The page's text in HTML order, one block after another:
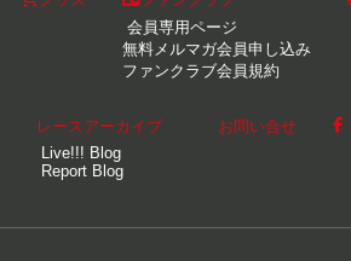
会員専用ページ
無料メルマガ会員申し込み
ファンクラブ会員規約
レースアーカイブ
Live!!! Blog
Report Blog
お問い合せ